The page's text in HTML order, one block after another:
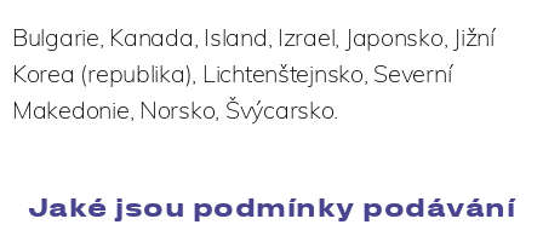
Bulgarie, Kanada, Island, Izrael, Japonsko, Jižní
Korea (republika), Lichtenštejnsko, Severní
Makedonie, Norsko, Švýcarsko.
Jaké jsou podmínky podávání